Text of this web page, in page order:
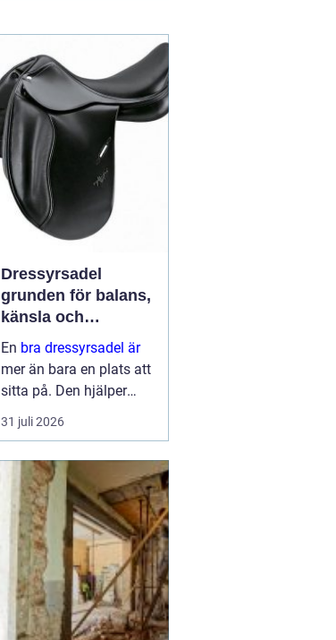
rörsystemet. Många vill
förstå när rören faktiskt
beh...
Dressyrsadel
grunden för balans,
känsla och
precision
En bra dressyrsadel är
mer än bara en plats att
sitta på. Den hjälper
ryttaren att hitta en
lodrät, stabil sits, ger
genom ryggen och gör
det möjligt att
kommunic...
31 juli 2026